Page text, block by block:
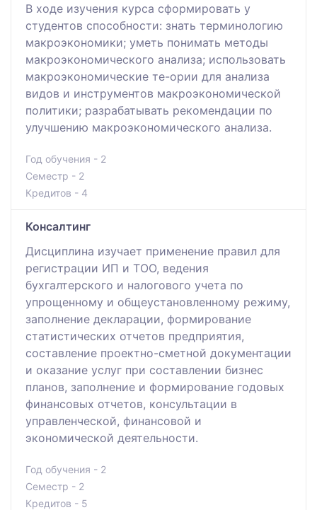
В ходе изучения курса сформировать у
студентов способности: знать терминологию
макроэкономики; уметь понимать методы
макроэкономического анализа; использовать
макроэкономические те-ории для анализа
видов и инструментов макроэкономической
политики; разрабатывать рекомендации по
улучшению макроэкономического анализа.
Год обучения - 2
Семестр - 2
Кредитов - 4
Консалтинг
Дисциплина изучает применение правил для
регистрации ИП и ТОО, ведения
бухгалтерского и налогового учета по
упрощенному и общеустановленному режиму,
заполнение декларации, формирование
статистических отчетов предприятия,
составление проектно-сметной документации
и оказание услуг при составлении бизнес
планов, заполнение и формирование годовых
финансовых отчетов, консультации в
управленческой, финансовой и
экономической деятельности.
Год обучения - 2
Семестр - 2
Кредитов - 5